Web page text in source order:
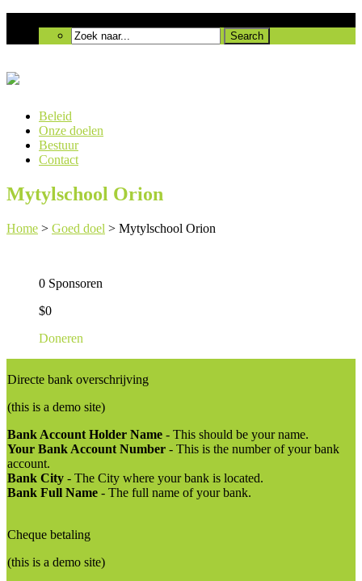
Beleid
Onze doelen
Bestuur
Contact
Mytylschool Orion
Home > Goed doel > Mytylschool Orion
0 Sponsoren
$0
Doneren
Directe bank overschrijving
(this is a demo site)
Bank Account Holder Name - This should be your name.
Your Bank Account Number - This is the number of your bank
account.
Bank City - The City where your bank is located.
Bank Full Name - The full name of your bank.
Cheque betaling
(this is a demo site)